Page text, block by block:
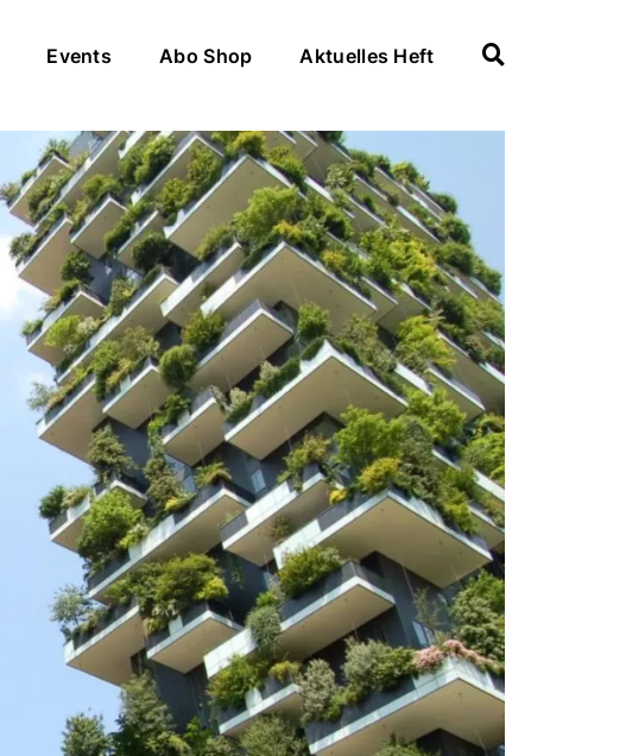
Events Abo Shop Aktuelles Heft